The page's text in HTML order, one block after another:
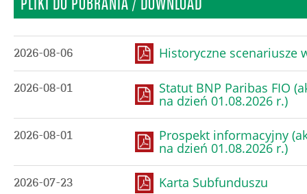
2026-08-06 Historyczne scenariusze
2026-08-01 Statut BNP Paribas FIO
na dzień 01.08.2026 r.)
2026-08-01 Prospekt informacyjny
na dzień 01.08.2026 r.)
2026-07-23 Karta Subfunduszu